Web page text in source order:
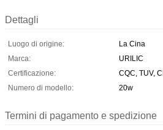
Dettagli
Luogo di origine:
La Cina
Marca:
URILIC
Certificazione:
CQC, TUV,
Numero di modello:
20w
Termini di pagamento e spedizione